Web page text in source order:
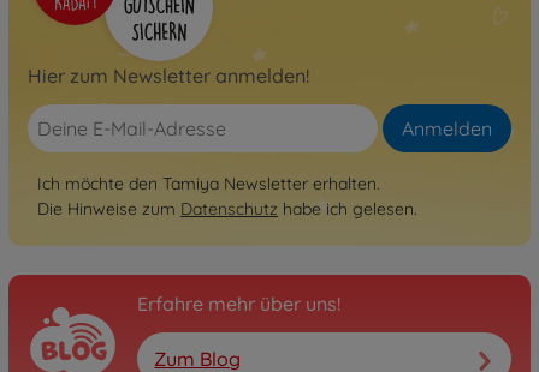
Hier zum Newsletter anmelden!
Anmelden
Ich möchte den Tamiya Newsletter erhalten.
Die Hinweise zum Datenschutz habe ich gelesen.
Erfahre mehr über uns!
Zum Blog